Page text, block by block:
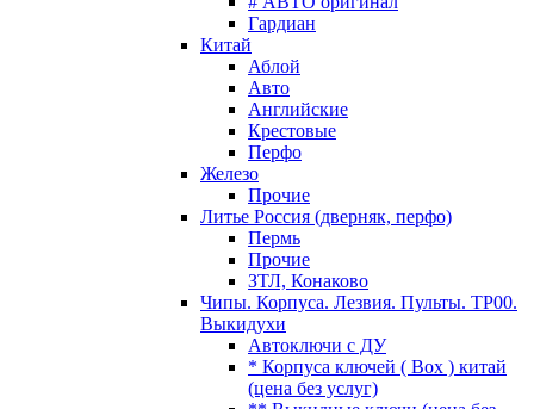
Гардиан
Китай
Аблой
Авто
Английские
Крестовые
Перфо
Железо
Прочие
Литье Россия (дверняк, перфо)
Пермь
Прочие
ЗТЛ, Конаково
Чипы. Корпуса. Лезвия. Пульты. TP00.
Выкидухи
Автоключи с ДУ
* Корпуса ключей ( Box ) китай
(цена без услуг)